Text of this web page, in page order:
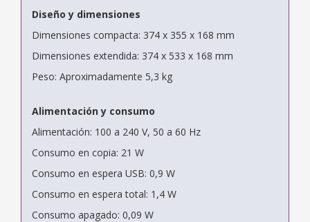
Diseño y dimensiones
Dimensiones compacta: 374 x 355 x 168 mm
Dimensiones extendida: 374 x 533 x 168 mm
Peso: Aproximadamente 5,3 kg
Alimentación y consumo
Alimentación: 100 a 240 V, 50 a 60 Hz
Consumo en copia: 21 W
Consumo en espera USB: 0,9 W
Consumo en espera total: 1,4 W
Consumo apagado: 0,09 W